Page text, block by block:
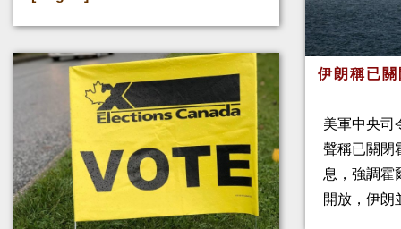
伊朗稱已
美軍中央司
聲稱已關閉
息，強調霍
開放，伊